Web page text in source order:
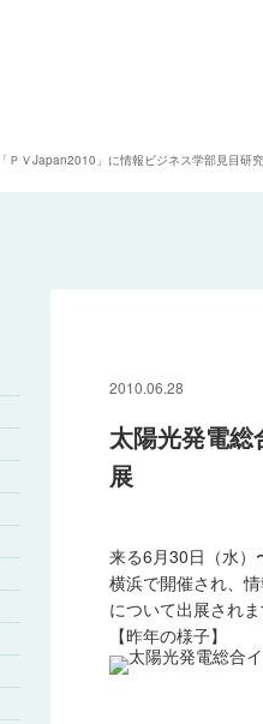
ＰＶJapan2010」に情報ビジネス学部見目研
2010.06.28
太陽光発電
展
来る6月30日（水）
横浜で開催され、
について出展されま
【昨年の様子】